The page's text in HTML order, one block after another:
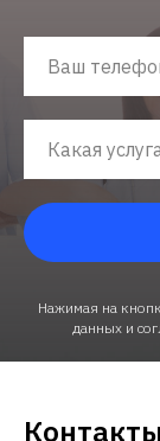
Нажимая на
данных и